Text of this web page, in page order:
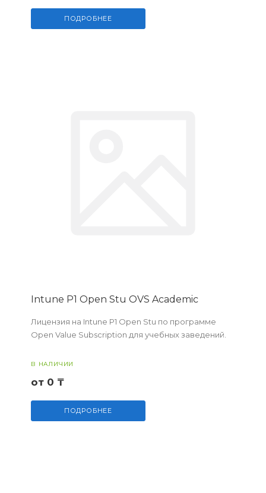
ПОДРОБНЕЕ
Intune P1 Open Stu OVS Academic
Лицензия на Intune P1 Open Stu по программе
Open Value Subscription для учебных заведений.
В НАЛИЧИИ
от 0 ₸
ПОДРОБНЕЕ